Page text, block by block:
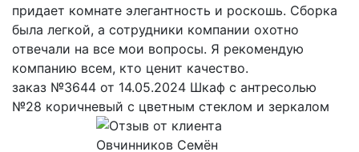
придает комнате элегантность и роскошь. Сборка
была легкой, а сотрудники компании охотно
отвечали на все мои вопросы. Я рекомендую
компанию всем, кто ценит качество.
заказ №3644 от 14.05.2024 Шкаф с антресолью
№28 коричневый с цветным стеклом и зеркалом